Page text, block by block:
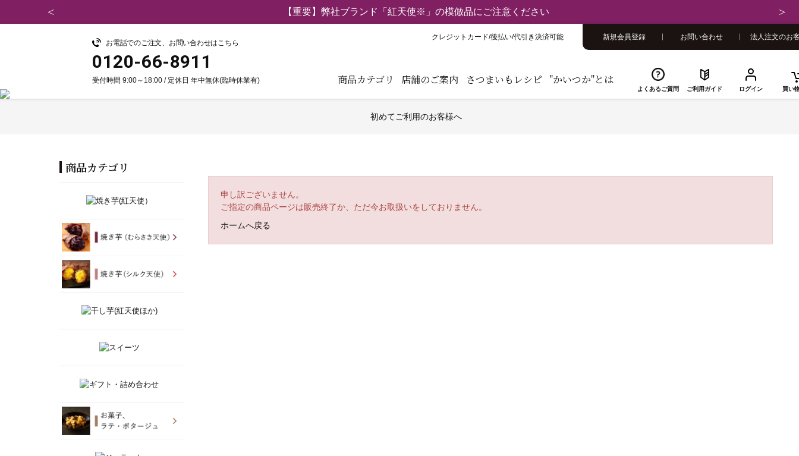
【重要】弊社ブランド「紅天使※」の模倣品にご注意ください
お電話でのご注文、お問い合わせはこちら
0120-66-8911
受付時間 9:00～18:00 / 定休日 年中無休(臨時休業有) 商品カテゴリ 店舗のご案内 さつまいもレシピ "かいつか"とは
よくあるご質問 ご利用ガイド ログイン 買い
クレジットカード/後払い/代引き決済可能 新規会員登録 お問い合わせ 法人注文のお
初めてご利用のお客様へ
商品カテゴリ
申し訳ございません。
ご指定の商品ページは販売終了か、ただ今お取扱いをしておりません。
ホームへ戻る